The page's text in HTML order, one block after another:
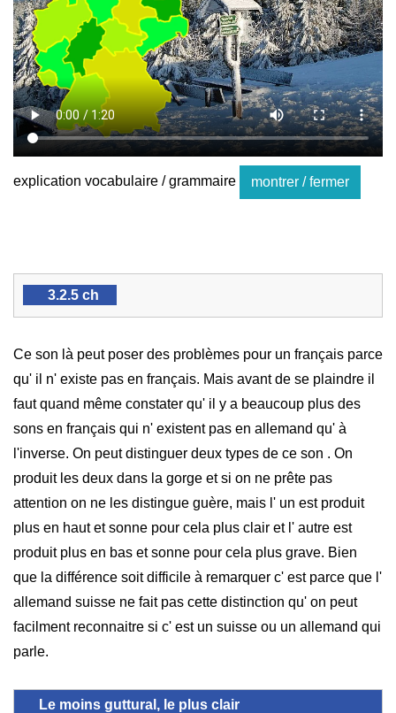
explication vocabulaire / grammaire montrer / fermer
3.2.5 ch
Ce son là peut poser des problèmes pour un français parce
qu' il n' existe pas en français. Mais avant de se plaindre il
faut quand même constater qu' il y a beaucoup plus des
sons en français qui n' existent pas en allemand qu' à
l'inverse. On peut distinguer deux types de ce son . On
produit les deux dans la gorge et si on ne prête pas
attention on ne les distingue guère, mais l' un est produit
plus en haut et sonne pour cela plus clair et l' autre est
produit plus en bas et sonne pour cela plus grave. Bien
que la différence soit difficile à remarquer c' est parce que l'
allemand suisse ne fait pas cette distinction qu' on peut
facilment reconnaitre si c' est un suisse ou un allemand qui
parle.
Le moins guttural, le plus clair